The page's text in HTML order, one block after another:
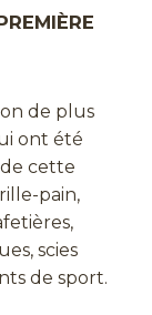
de plus
ont été
cette
pain,
scies
de sport.